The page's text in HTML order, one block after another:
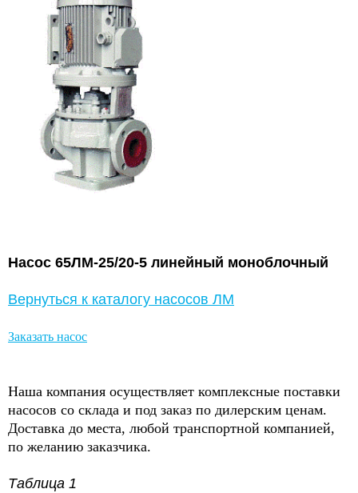
Насос 65ЛМ-25/20-5 линейный моноблочный
Вернуться к каталогу насосов ЛМ
Заказать насос
Наша компания осуществляет комплексные поставки
насосов со склада и под заказ по дилерским ценам.
Доставка до места, любой транспортной компанией,
по желанию заказчика.
Таблица 1